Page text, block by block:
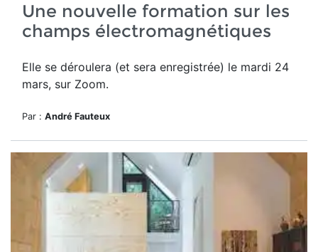
Une nouvelle formation sur les
champs électromagnétiques
Elle se déroulera (et sera enregistrée) le mardi 24
mars, sur Zoom.
Par : André Fauteux